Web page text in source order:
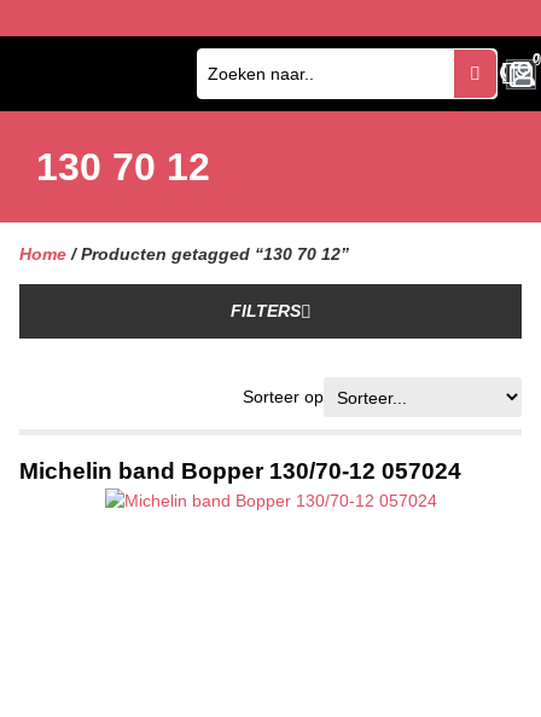
0
0
130 70 12
Home / Producten getagged “130 70 12”
FILTERS
Sorteer op
Michelin band Bopper 130/70-12 057024